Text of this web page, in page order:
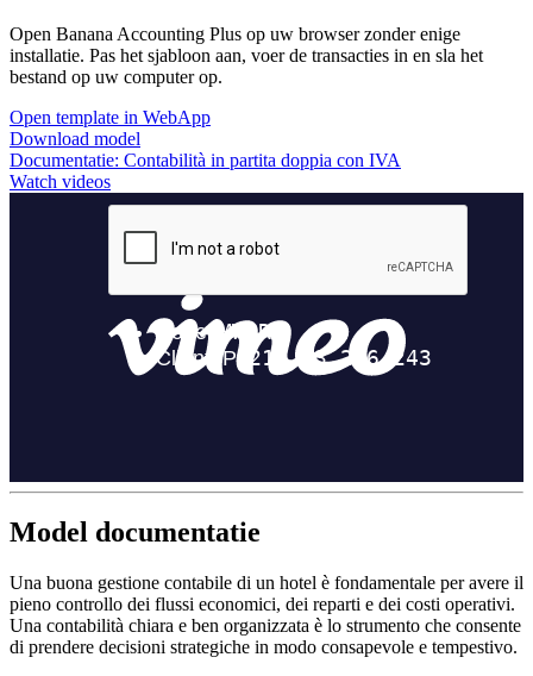
Open Banana Accounting Plus op uw browser zonder enige
installatie. Pas het sjabloon aan, voer de transacties in en sla het
bestand op uw computer op.
Open template in WebApp
Download model
Documentatie: Contabilità in partita doppia con IVA
Watch videos
Model documentatie
Una buona gestione contabile di un hotel è fondamentale per avere il
pieno controllo dei flussi economici, dei reparti e dei costi operativi.
Una contabilità chiara e ben organizzata è lo strumento che consente
di prendere decisioni strategiche in modo consapevole e tempestivo.